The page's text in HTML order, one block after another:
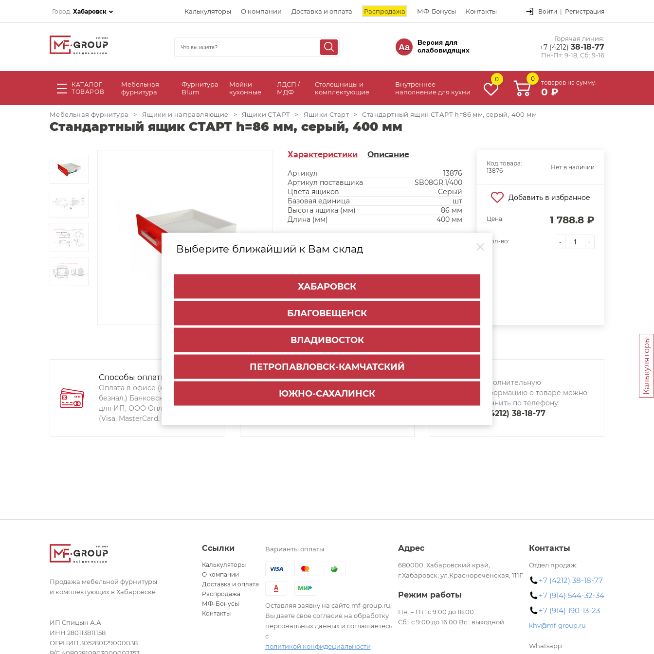
Город: Хабаровск Калькуляторы О компании Доставка и оплата Распродажа МФ-Бонусы Контакты Войти | Регистрация
Aa
Версия для
слабовидящих
Горячая линия:
+7 (4212) 38-18-77
Пн-Пт: 9-18, Сб: 9-16
КАТАЛОГ
ТОВАРОВ
Мебельная
фурнитура
Фурнитура
Blum
Мойки
кухонные
ЛДСП /
МДФ
Столешницы и
комплектующие
Внутреннее
наполнение для кухни
0 0
товаров на сумму:
0 ₽
Выберите ближайший к Вам склад
ХАБАРОВСК
БЛАГОВЕЩЕНСК
ВЛАДИВОСТОК
ПЕТРОПАВЛОВСК-КАМЧАТСКИЙ
ЮЖНО-САХАЛИНСК
Мебельная фурнитура > Ящики и направляющие > Ящики СТАРТ > Ящики Старт > Стандартный ящик СТАРТ h=86 мм, серый, 400 мм
Стандартный ящик СТАРТ h=86 мм, серый, 400 мм
Характеристики Описание
Артикул
13876
Артикул поставщика
SB08GR.1/400
Цвета ящиков
Серый
Базовая единица
шт
Высота ящика (мм)
86 мм
Длина (мм)
400 мм
Код товара:
13876
Нет в наличии
Добавить в избранное
Цена: 1 788.8 ₽
Кол-во: - +
Способы оплаты:
Оплата в офисе (наличными,
безнал.) Банковский перевод
для ИП, ООО Онлайн-оплата
(Visa, MasterCard, Мир)
Способы доставки:
По городу:1000 руб.
Дополнительную
информацию о товаре можно
уточнить по телефону:
8 (4212) 38-18-77
Калькуляторы
Продажа мебельной фурнитуры
и комплектующих в Хабаровске
ИП Спицын А.А
ИНН 280113811158
ОГРНИП 305280129000038
Ссылки
Калькуляторы
О компании
Доставка и оплата
Распродажа
МФ-Бонусы
Контакты
Варианты оплаты
Оставляя заявку на сайте mf-group.ru,
Вы даете свое согласие на обработку
персональных данных и соглашаетесь
с
политикой конфидециальности
Адрес
680000, Хабаровский край,
г.Хабаровск, ул.Краснореченская, 111Г
Режим работы
Пн. – Пт.: с 9:00 до 18:00
Сб.: с 9:00 до 16:00 Вс.: выходной
Контакты
Отдел продаж:
+7 (4212) 38-18-77
+7 (914) 544-32-34
+7 (914) 190-13-23
khv@mf-group.ru
Whatsapp: